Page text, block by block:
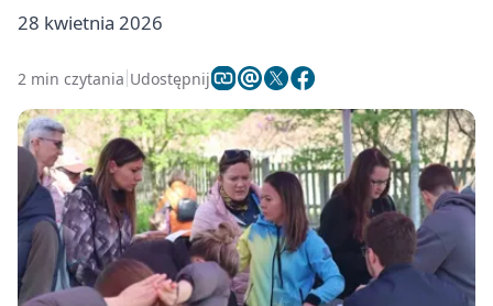
28 kwietnia 2026
2 min czytania Udostępnij